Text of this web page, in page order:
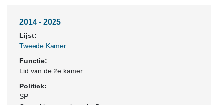
2014 - 2025
Lijst:
Tweede Kamer
Functie:
Lid van de 2e kamer
Politiek:
SP